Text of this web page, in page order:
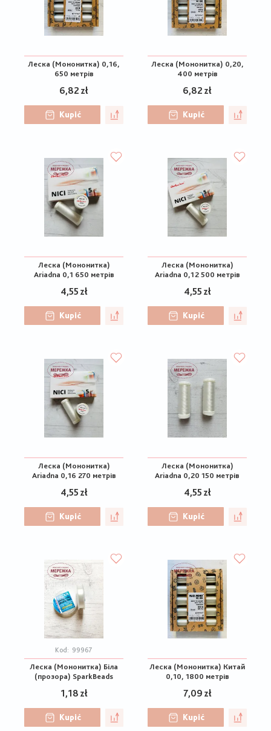
Леска (Мононитка) 0,16,
650 метрів
6,82 zł
Kupić
Леска (Мононитка) 0,20,
400 метрів
6,82 zł
Kupić
Леска (Мононитка)
Ariadna 0,1 650 метрів
4,55 zł
Kupić
Леска (Мононитка)
Ariadna 0,12 500 метрів
4,55 zł
Kupić
Леска (Мононитка)
Ariadna 0,16 270 метрів
4,55 zł
Kupić
Леска (Мононитка)
Ariadna 0,20 150 метрів
4,55 zł
Kupić
Kod: 99967
Леска (Мононитка) Біла
(прозора) SparkBeads
1,18 zł
Kupić
Леска (Мононитка) Китай
0,10, 1800 метрів
7,09 zł
Kupić